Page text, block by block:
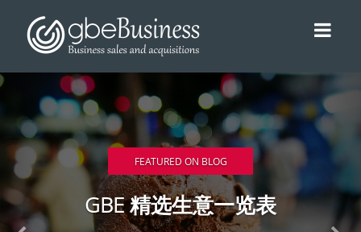
FEATURED ON BLOG
GBE 精选生意一览表